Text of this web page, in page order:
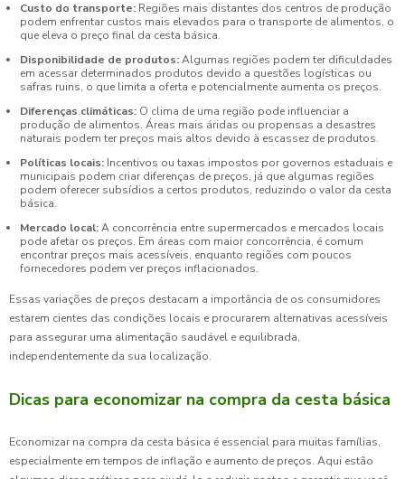
Custo do transporte: Regiões mais distantes dos centros de produção
podem enfrentar custos mais elevados para o transporte de alimentos, o
que eleva o preço final da cesta básica.
Disponibilidade de produtos:Algumas regiões podem ter dificuldades
em acessar determinados produtos devido a questões logísticas ou
safras ruins, o que limita a oferta e potencialmente aumenta os preços.
Diferenças climáticas: O clima de uma região pode influenciar a
produção de alimentos. Áreas mais áridas ou propensas a desastres
naturais podem ter preços mais altos devido à escassez de produtos.
Políticas locais: Incentivos ou taxas impostos por governos estaduais e
municipais podem criar diferenças de preços, já que algumas regiões
podem oferecer subsídios a certos produtos, reduzindo o valor da cesta
básica.
Mercado local:A concorrência entre supermercados e mercados locais
pode afetar os preços. Em áreas com maior concorrência, é comum
encontrar preços mais acessíveis, enquanto regiões com poucos
fornecedores podem ver preços inflacionados.
Essas variações de preços destacam a importância de os consumidores
estarem cientes das condições locais e procurarem alternativas acessíveis
para assegurar uma alimentação saudável e equilibrada,
independentemente da sua localização.
Dicas para economizar na compra da cesta básica
Economizar na compra da cesta básica é essencial para muitas famílias,
especialmente em tempos de inflação e aumento de preços. Aqui estão